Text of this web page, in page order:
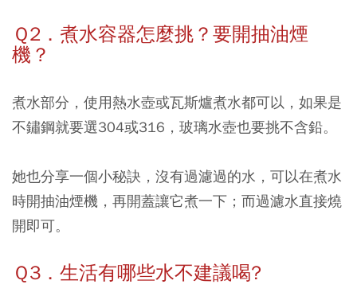
Ｑ2．煮水容器怎麼挑？要開抽油煙
機？
煮水部分，使用熱水壺或瓦斯爐煮水都可以，如果是
不鏽鋼就要選304或316，玻璃水壺也要挑不含鉛。
她也分享一個小秘訣， 沒有過濾過的水，可以在煮水
時開抽油煙機，再開蓋讓它煮一下；而過濾水直接燒
開即可。
Ｑ3．生活有哪些水不建議喝?